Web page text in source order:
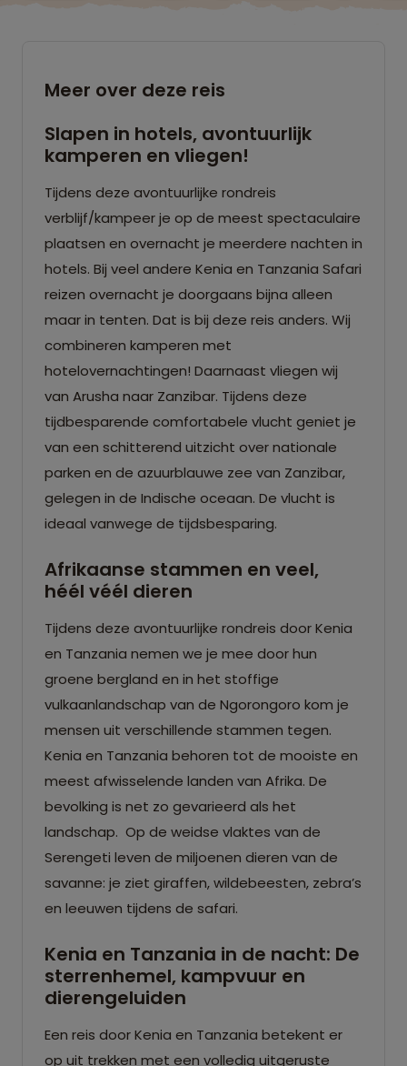
Meer over deze reis
Slapen in hotels, avontuurlijk
kamperen en vliegen!
Tijdens deze avontuurlijke rondreis
verblijf/kampeer je op de meest spectaculaire
plaatsen en overnacht je meerdere nachten in
hotels. Bij veel andere Kenia en Tanzania Safari
reizen overnacht je doorgaans bijna alleen
maar in tenten. Dat is bij deze reis anders. Wij
combineren kamperen met
hotelovernachtingen! Daarnaast vliegen wij
van Arusha naar Zanzibar. Tijdens deze
tijdbesparende comfortabele vlucht geniet je
van een schitterend uitzicht over nationale
parken en de azuurblauwe zee van Zanzibar,
gelegen in de Indische oceaan. De vlucht is
ideaal vanwege de tijdsbesparing.
Afrikaanse stammen en veel,
héél véél dieren
Tijdens deze avontuurlijke rondreis door Kenia
en Tanzania nemen we je mee door hun
groene bergland en in het stoffige
vulkaanlandschap van de Ngorongoro kom je
mensen uit verschillende stammen tegen.
Kenia en Tanzania behoren tot de mooiste en
meest afwisselende landen van Afrika. De
bevolking is net zo gevarieerd als het
landschap. Op de weidse vlaktes van de
Serengeti leven de miljoenen dieren van de
savanne: je ziet giraffen, wildebeesten, zebra’s
en leeuwen tijdens de safari.
Kenia en Tanzania in de nacht: De
sterrenhemel, kampvuur en
dierengeluiden
Een reis door Kenia en Tanzania betekent er
op uit trekken met een volledig uitgeruste